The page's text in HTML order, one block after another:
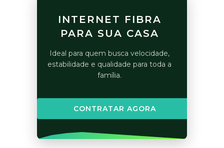
INTERNET FIBRA
PARA SUA CASA
Ideal para quem busca velocidade,
estabilidade e qualidade para toda a
família.
CONTRATAR AGORA